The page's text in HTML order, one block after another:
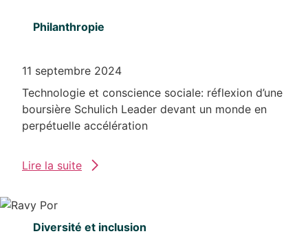
Philanthropie
11 septembre 2024
Technologie et conscience sociale: réflexion d’une
boursière Schulich Leader devant un monde en
perpétuelle accélération
Lire la suite
Diversité et inclusion